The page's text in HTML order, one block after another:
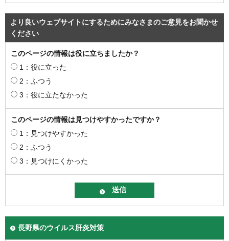
より良いウェブサイトにするためにみなさまのご意見をお聞かせ
ください
このページの情報は役に立ちましたか？
1：役に立った
2：ふつう
3：役に立たなかった
このページの情報は見つけやすかったですか？
1：見つけやすかった
2：ふつう
3：見つけにくかった
長野県のウイルス肝炎対策